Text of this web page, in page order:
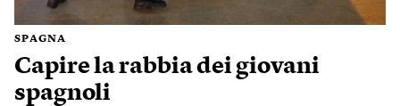
SPAGNA
Capire la rabbia dei giovani
spagnoli